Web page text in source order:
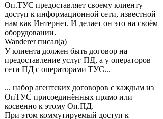
Оп.ТУС предоставляет своему клиенту
доступ к информационной сети, известной
нам как Интернет. И делает он это на своём
оборудовании.
Wanderer писал(а)
У клиента должен быть договор на
предоставление услуг ПД, а у операторов
сети ПД с операторами ТУС...
... набор агентских договоров с каждым из
ОпТУС присоединённых прямо или
косвенно к этому Оп.ПД.
При этом коммутируемый доступ к